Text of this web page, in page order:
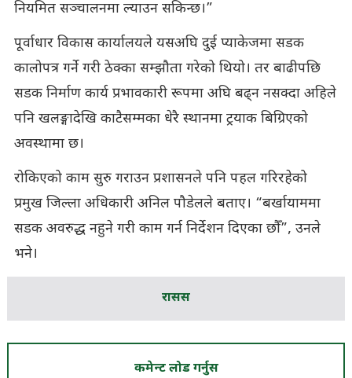
नियमित सञ्चालनमा ल्याउन सकिन्छ।”
पूर्वाधार विकास कार्यालयले यसअघि दुई प्याकेजमा सडक
कालोपत्र गर्ने गरी ठेक्का सम्झौता गरेको थियो। तर बाढीपछि
सडक निर्माण कार्य प्रभावकारी रूपमा अघि बढ्न नसक्दा अहिले
पनि खलङ्गादेखि काटैसम्मका धेरै स्थानमा ट्रयाक बिग्रिएको
अवस्थामा छ।
रोकिएको काम सुरु गराउन प्रशासनले पनि पहल गरिरहेको
प्रमुख जिल्ला अधिकारी अनिल पौडेलले बताए। “बर्खायाममा
सडक अवरुद्ध नहुने गरी काम गर्न निर्देशन दिएका छौँ”, उनले
भने।
रासस
कमेन्ट लोड गर्नुस